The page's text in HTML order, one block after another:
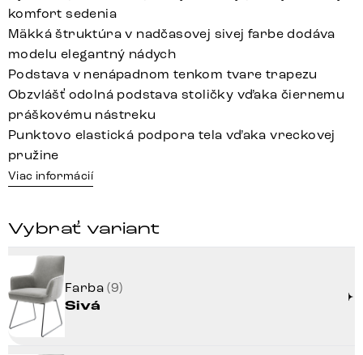
komfort sedenia
Mäkká štruktúra v nadčasovej sivej farbe dodáva
modelu elegantný nádych
Podstava v nenápadnom tenkom tvare trapezu
Obzvlášť odolná podstava stoličky vďaka čiernemu
práškovému nástreku
Punktovo elastická podpora tela vďaka vreckovej
pružine
Viac informácií
Vybrať variant
Farba(9)
Sivá